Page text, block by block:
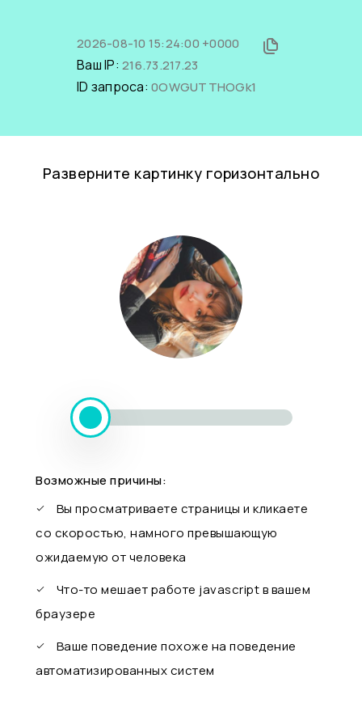
2026-08-10 15:24:00 +0000
Ваш IP: 216.73.217.23
ID запроса: 0OWGUTTHOGk1
Разверните картинку горизонтально
Возможные причины:
Вы просматриваете страницы и кликаете
со скоростью, намного превышающую
ожидаемую от человека
Что-то мешает работе javascript в вашем
браузере
Ваше поведение похоже на поведение
автоматизированных систем